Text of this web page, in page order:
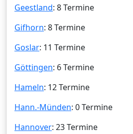
Geestland: 8 Termine
Gifhorn: 8 Termine
Goslar: 11 Termine
Göttingen: 6 Termine
Hameln: 12 Termine
Hann.-Münden: 0 Termine
Hannover: 23 Termine